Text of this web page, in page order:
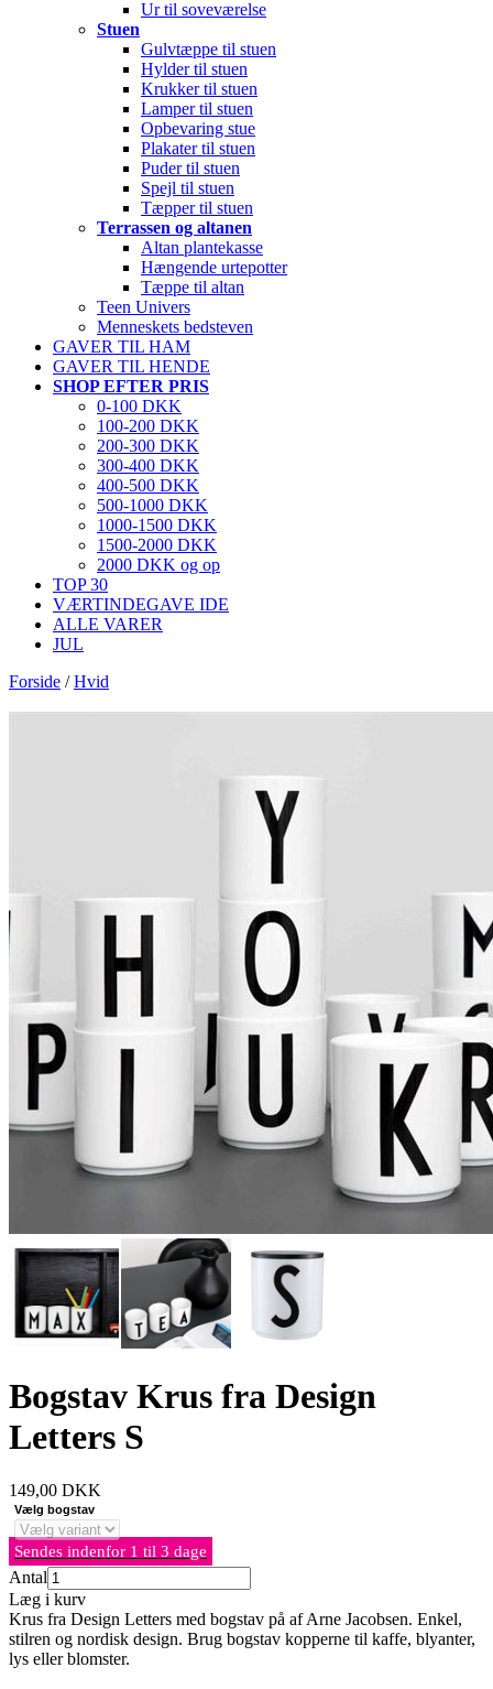
Ur til soveværelse
Stuen
Gulvtæppe til stuen
Hylder til stuen
Krukker til stuen
Lamper til stuen
Opbevaring stue
Plakater til stuen
Puder til stuen
Spejl til stuen
Tæpper til stuen
Terrassen og altanen
Altan plantekasse
Hængende urtepotter
Tæppe til altan
Teen Univers
Menneskets bedsteven
GAVER TIL HAM
GAVER TIL HENDE
SHOP EFTER PRIS
0-100 DKK
100-200 DKK
200-300 DKK
300-400 DKK
400-500 DKK
500-1000 DKK
1000-1500 DKK
1500-2000 DKK
2000 DKK og op
TOP 30
VÆRTINDEGAVE IDE
ALLE VARER
JUL
Forside /Hvid
Bogstav Krus fra Design
Letters S
149,00 DKK
Vælg bogstav
Sendes indenfor 1 til 3 dage
Antal
Læg i kurv
Krus fra Design Letters med bogstav på af Arne Jacobsen. Enkel,
stilren og nordisk design. Brug bogstav kopperne til kaffe, blyanter,
lys eller blomster.